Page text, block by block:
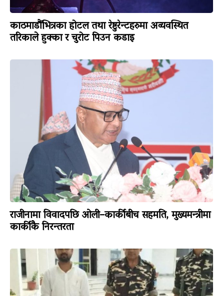
काठमाडौंभित्रका होटल तथा रेष्टुरेन्टहरुमा अव्यवस्थित
तरिकाले हुक्का र चुरोट पिउन कडाइ
राजीनामा विवादपछि ओली–कार्कीबीच सहमति, मुख्यमन्त्रीमा
कार्कीकै निरन्तरता